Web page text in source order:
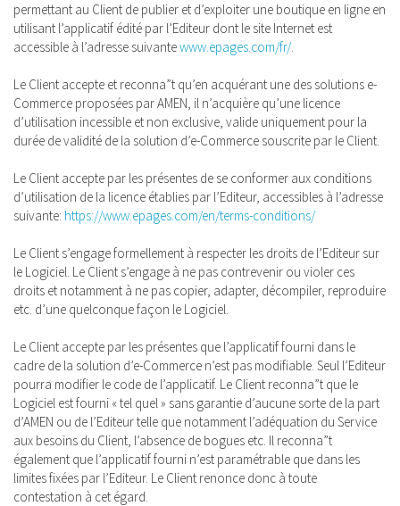
permettant au Client de publier et d’exploiter une boutique en ligne en
utilisant l’applicatif édité par l’Editeur dont le site Internet est
accessible à l’adresse suivantewww.epages.com/fr/.
Le Client accepte et reconna”t qu’en acquérant une des solutions e-
Commerce proposées par AMEN, il n’acquière qu’une licence
d’utilisation incessible et non exclusive, valide uniquement pour la
durée de validité de la solution d’e-Commerce souscrite par le Client.
Le Client accepte par les présentes de se conformer aux conditions
d’utilisation de la licence établies par l’Editeur, accessibles à l’adresse
suivante: https://www.epages.com/en/terms-conditions/
Le Client s’engage formellement à respecter les droits de l’Editeur sur
le Logiciel. Le Client s’engage à ne pas contrevenir ou violer ces
droits et notamment à ne pas copier, adapter, décompiler, reproduire
etc. d’une quelconque façon le Logiciel.
Le Client accepte par les présentes que l’applicatif fourni dans le
cadre de la solution d’e-Commerce n’est pas modifiable. Seul l’Editeur
pourra modifier le code de l’applicatif. Le Client reconna”t que le
Logiciel est fourni « tel quel » sans garantie d’aucune sorte de la part
d’AMEN ou de l’Editeur telle que notamment l’adéquation du Service
aux besoins du Client, l’absence de bogues etc. Il reconna”t
également que l’applicatif fourni n’est paramétrable que dans les
limites fixées par l’Editeur. Le Client renonce donc à toute
contestation à cet égard.